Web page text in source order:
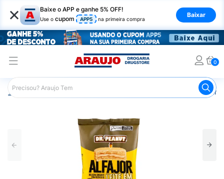
× Baixe o APP e ganhe 5% OFF!
Use o cupom APP5 na primeira compra
Baixar
0
Araujo Mercado Bolos e